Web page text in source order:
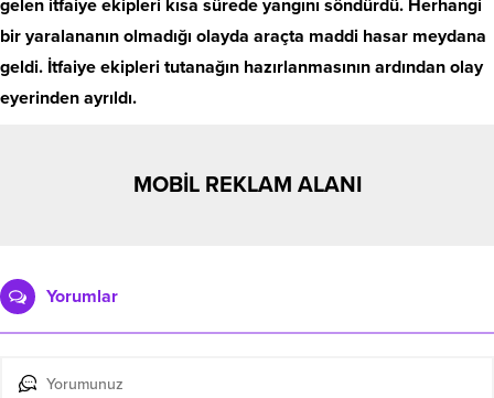
gelen itfaiye ekipleri kısa sürede yangını söndürdü. Herhangi
bir yaralananın olmadığı olayda araçta maddi hasar meydana
geldi. İtfaiye ekipleri tutanağın hazırlanmasının ardından olay
eyerinden ayrıldı.
MOBİL REKLAM ALANI
Yorumlar